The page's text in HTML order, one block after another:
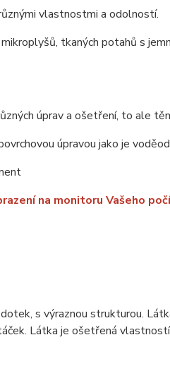
vlastnostmi a odolností.
tkaných potahů s
úprav a ošetření, to ale
úpravou jako je
na monitoru Vašeho
s výraznou strukturou.
Látka je ošetřená